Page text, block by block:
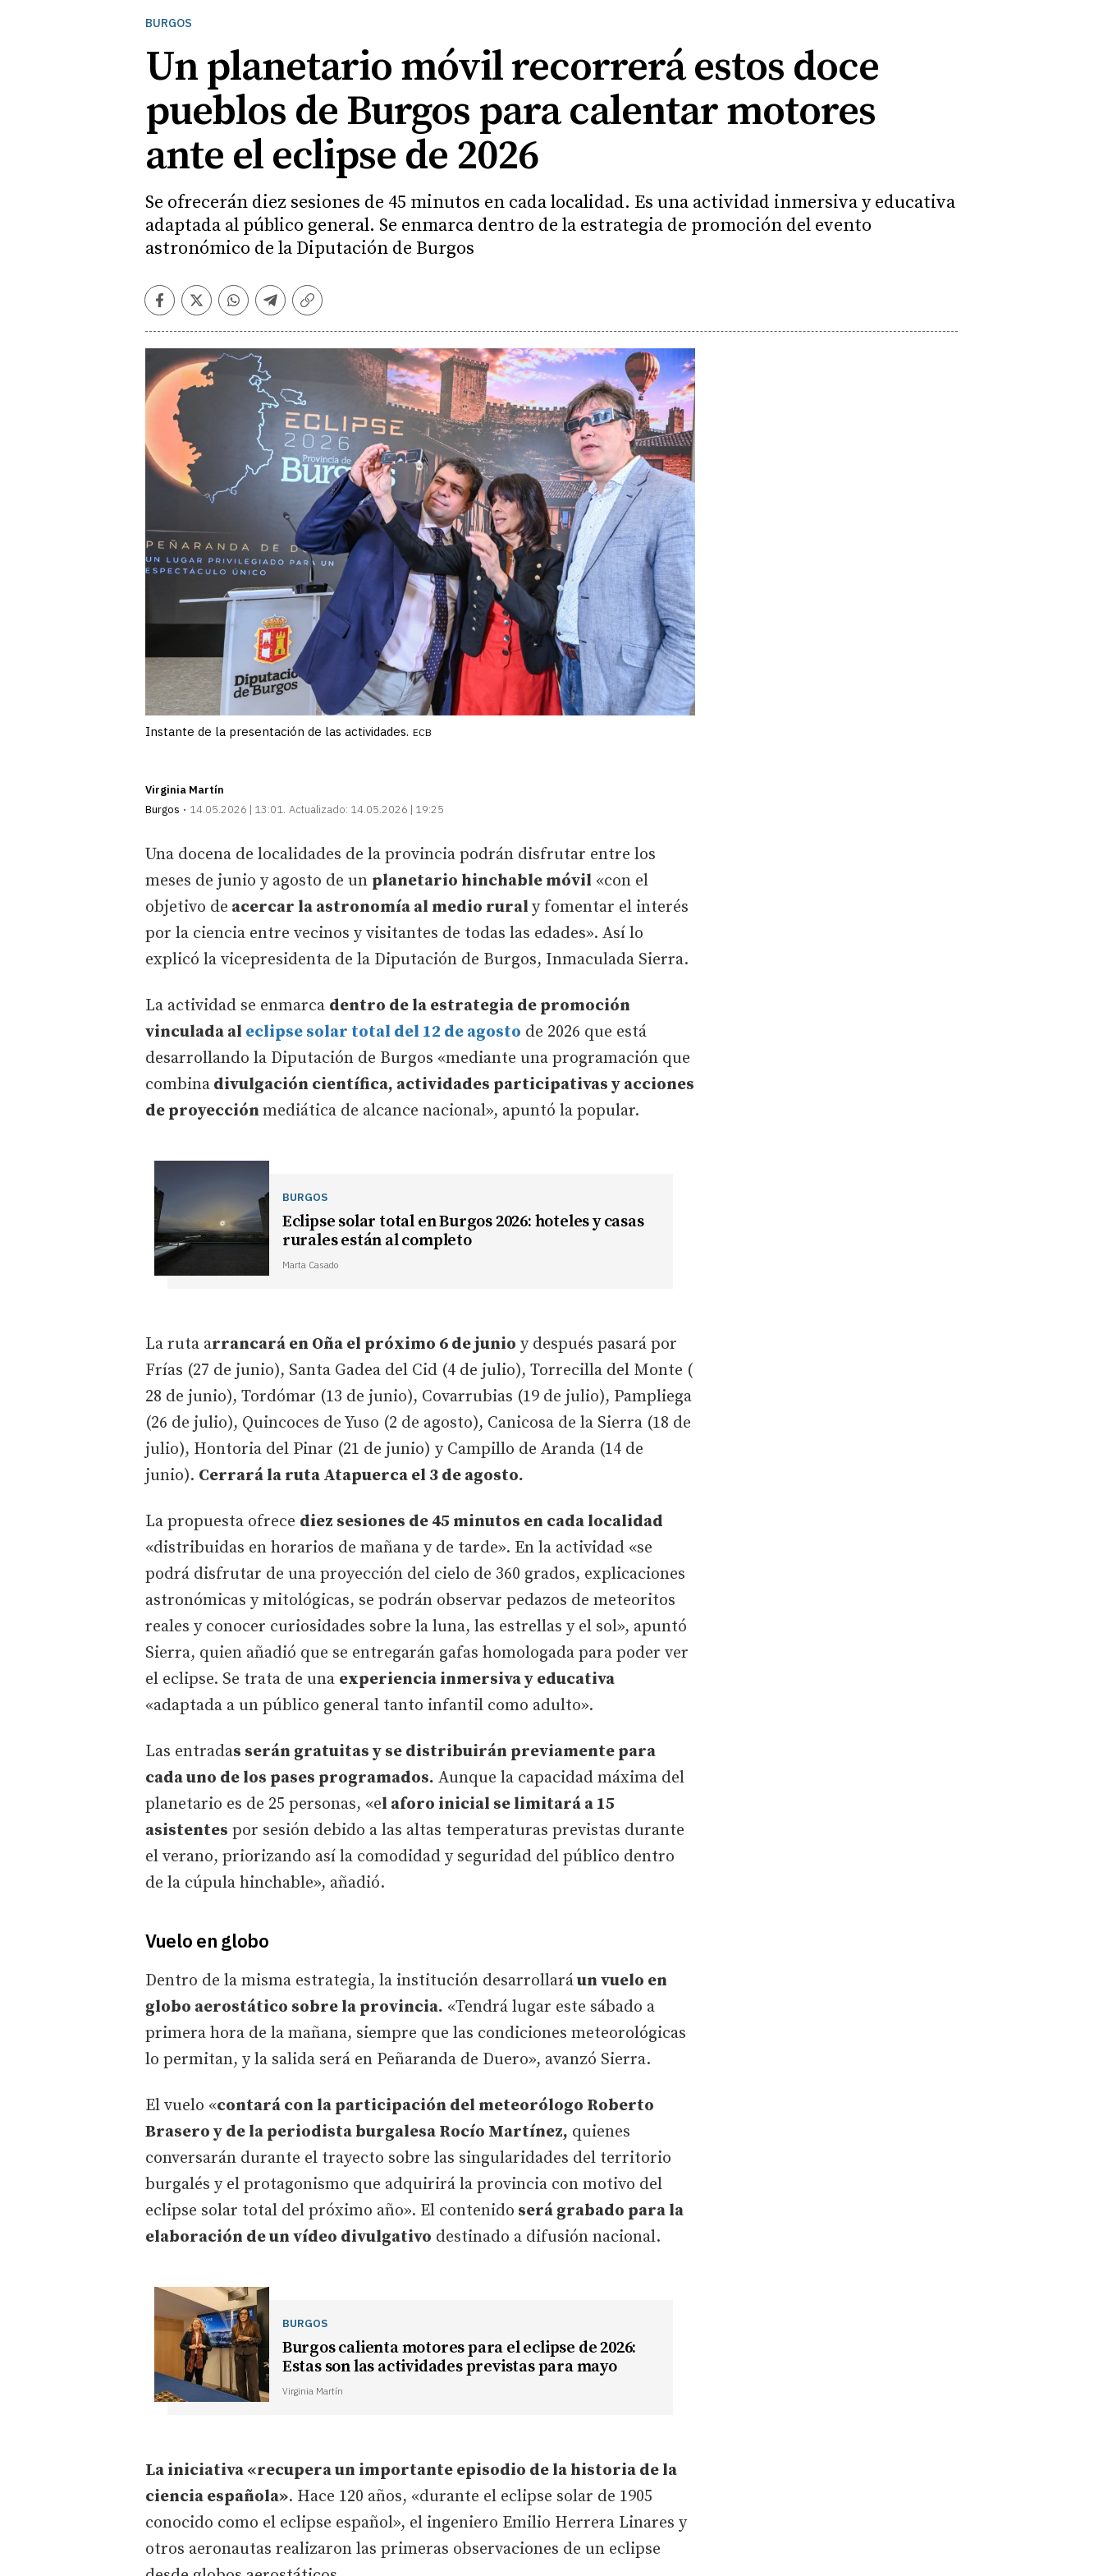
BURGOS
Un planetario móvil recorrerá estos doce
pueblos de Burgos para calentar motores
ante el eclipse de 2026
Se ofrecerán diez sesiones de 45 minutos en cada localidad. Es una actividad inmersiva y educativa
adaptada al público general. Se enmarca dentro de la estrategia de promoción del evento
astronómico de la Diputación de Burgos
Facebook
TwitterWhatsapp
Telegram
Copiar
Instante de la presentación de las actividades. ECB
Virginia Martín
Burgos
14.05.2026 | 13:01 Actualizado: 14.05.2026 | 19:25
Una docena de localidades de la provincia podrán disfrutar entre los
meses de junio y agosto de un planetario hinchable móvil «con el
objetivo de acercar la astronomía al medio rural y fomentar el interés
por la ciencia entre vecinos y visitantes de todas las edades». Así lo
explicó la vicepresidenta de la Diputación de Burgos, Inmaculada Sierra.
La actividad se enmarca dentro de la estrategia de promoción
vinculada al eclipse solar total del 12 de agosto de 2026 que está
desarrollando la Diputación de Burgos «mediante una programación que
combina divulgación científica, actividades participativas y acciones
de proyección mediática de alcance nacional», apuntó la popular.
BURGOS
Eclipse solar total en Burgos 2026: hoteles y casas
rurales están al completo
Marta Casado
La ruta arrancará en Oña el próximo 6 de junio y después pasará por
Frías (27 de junio), Santa Gadea del Cid (4 de julio), Torrecilla del Monte (
28 de junio), Tordómar (13 de junio), Covarrubias (19 de julio), Pampliega
(26 de julio), Quincoces de Yuso (2 de agosto), Canicosa de la Sierra (18 de
julio), Hontoria del Pinar (21 de junio) y Campillo de Aranda (14 de
junio). Cerrará la ruta Atapuerca el 3 de agosto.
La propuesta ofrece diez sesiones de 45 minutos en cada localidad
«distribuidas en horarios de mañana y de tarde». En la actividad «se
podrá disfrutar de una proyección del cielo de 360 grados, explicaciones
astronómicas y mitológicas, se podrán observar pedazos de meteoritos
reales y conocer curiosidades sobre la luna, las estrellas y el sol», apuntó
Sierra, quien añadió que se entregarán gafas homologada para poder ver
el eclipse. Se trata de una experiencia inmersiva y educativa
«adaptada a un público general tanto infantil como adulto».
Las entradas serán gratuitas y se distribuirán previamente para
cada uno de los pases programados. Aunque la capacidad máxima del
planetario es de 25 personas, «el aforo inicial se limitará a 15
asistentes por sesión debido a las altas temperaturas previstas durante
el verano, priorizando así la comodidad y seguridad del público dentro
de la cúpula hinchable», añadió.
Vuelo en globo
Dentro de la misma estrategia, la institución desarrollaráun vuelo en
globo aerostático sobre la provincia. «Tendrá lugar este sábado a
primera hora de la mañana, siempre que las condiciones meteorológicas
lo permitan, y la salida será en Peñaranda de Duero», avanzó Sierra.
El vuelo «contará con la participación del meteorólogo Roberto
Brasero y de la periodista burgalesa Rocío Martínez, quienes
conversarán durante el trayecto sobre las singularidades del territorio
burgalés y el protagonismo que adquirirá la provincia con motivo del
eclipse solar total del próximo año». El contenido será grabado para la
elaboración de un vídeo divulgativo destinado a difusión nacional.
BURGOS
Burgos calienta motores para el eclipse de 2026:
Estas son las actividades previstas para mayo
Virginia Martín
La iniciativa «recupera un importante episodio de la historia de la
ciencia española». Hace 120 años, «durante el eclipse solar de 1905
conocido como el eclipse español», el ingeniero Emilio Herrera Linares y
otros aeronautas realizaron las primeras observaciones de un eclipse